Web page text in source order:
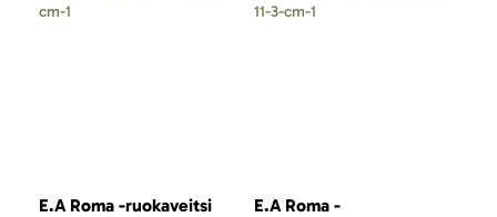
E.A Roma -ruokaveitsi
E.A Roma -